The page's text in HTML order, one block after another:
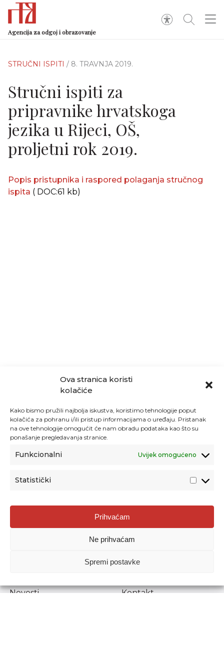
Ova stranica koristi
kolačiće
Kako bismo pružili najbolja iskustva, koristimo tehnologije poput
kolačića za pohranu i/ili pristup informacijama o uređaju. Pristanak
na ove tehnologije omogućit će nam obradu podataka kao što su
ponašanje pregledavanja stranice.
Funkcionalni Uvijek omogućeno
Statistički
Prihvaćam
Ne prihvaćam
Spremi postavke
Agencija za odgoj i obrazovanje
STRUČNI ISPITI / 8. TRAVNJA 2019.
Stručni ispiti za
pripravnike hrvatskoga
jezika u Rijeci, OŠ,
proljetni rok 2019.
Popis pristupnika i raspored polaganja stručnog
ispita ( DOC:61 kb)
Agencija za odgoj i obrazovanje
Donje Svetice 38, 10000 Zagreb
1778129
Prenošenje sadržaja dopušteno je uz navođenje izvora.
Novosti
Kontakt